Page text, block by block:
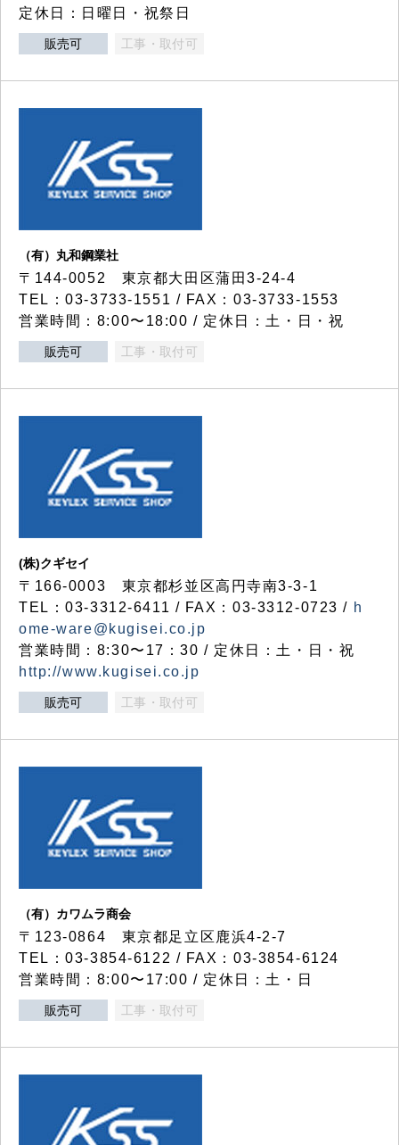
定休日：日曜日・祝祭日
販売可 工事・取付可
（有）丸和鋼業社
〒144-0052 東京都大田区蒲田3-24-4
TEL：03-3733-1551 / FAX：03-3733-1553
営業時間：8:00〜18:00 / 定休日：土・日・祝
販売可 工事・取付可
(株)クギセイ
〒166-0003 東京都杉並区高円寺南3-3-1
TEL：03-3312-6411 / FAX：03-3312-0723 / h
ome-ware@kugisei.co.jp
営業時間：8:30〜17：30 / 定休日：土・日・祝
http://www.kugisei.co.jp
販売可 工事・取付可
（有）カワムラ商会
〒123-0864 東京都足立区鹿浜4-2-7
TEL：03-3854-6122 / FAX：03-3854-6124
営業時間：8:00〜17:00 / 定休日：土・日
販売可 工事・取付可